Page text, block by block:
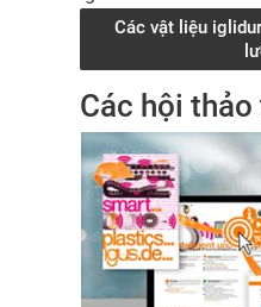
Các vật liệu
Các hội